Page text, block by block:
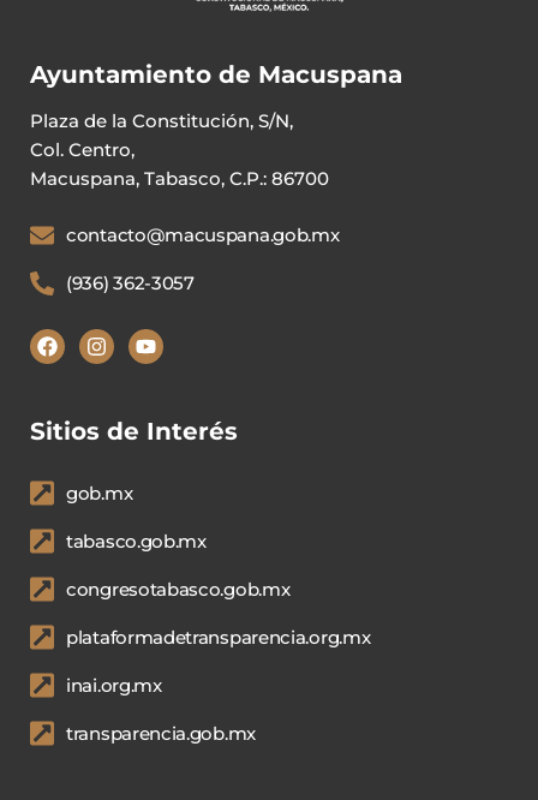
Ayuntamiento de Macuspana
Plaza de la Constitución, S/N,
Col. Centro,
Macuspana, Tabasco, C.P.: 86700
contacto@macuspana.gob.mx
(936) 362-3057
Sitios de Interés
gob.mx
tabasco.gob.mx
congresotabasco.gob.mx
plataformadetransparencia.org.mx
inai.org.mx
transparencia.gob.mx